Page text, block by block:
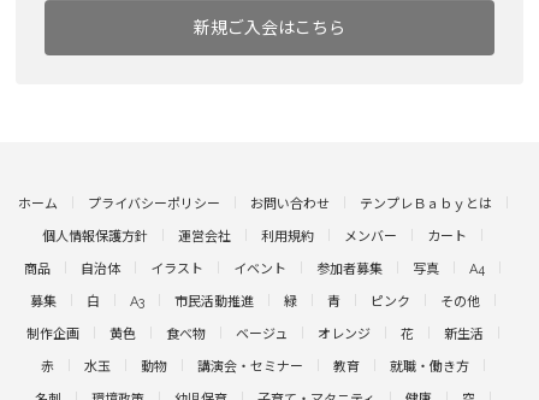
新規ご入会はこちら
ホーム プライバシーポリシー お問い合わせ テンプレＢａｂｙとは
個人情報保護方針 運営会社 利用規約 メンバー カート
商品 自治体 イラスト イベント 参加者募集 写真 A4
募集 白 A3 市民活動推進 緑 青 ピンク その他
制作企画 黄色 食べ物 ベージュ オレンジ 花 新生活
赤 水玉 動物 講演会・セミナー 教育 就職・働き方